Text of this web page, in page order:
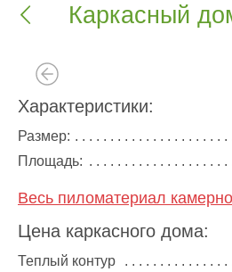
 Каркасный
Характеристики:
Размер:
Площадь:
Весь пиломатериал
Цена каркасного дома:
Теплый контур